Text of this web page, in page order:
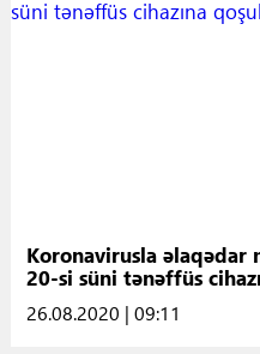
Koronavirusla əlaqədar
20-si süni tənəffüs
26.08.2020 | 09:11